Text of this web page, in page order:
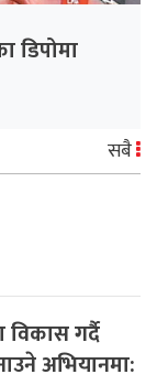
डिपोमा
सबै
विकास गर्दै
अभियानमा: